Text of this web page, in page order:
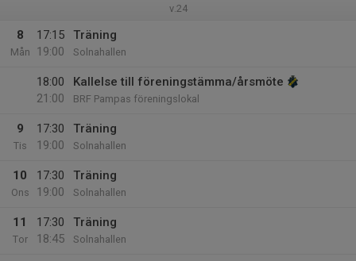
v.24
8
Mån
17:15
19:00
Träning
Solnahallen
18:00
21:00
Kallelse till föreningstämma/årsmöte
BRF Pampas föreningslokal
9
Tis
17:30
19:00
Träning
Solnahallen
10
Ons
17:30
19:00
Träning
Solnahallen
11
Tor
17:30
18:45
Träning
Solnahallen